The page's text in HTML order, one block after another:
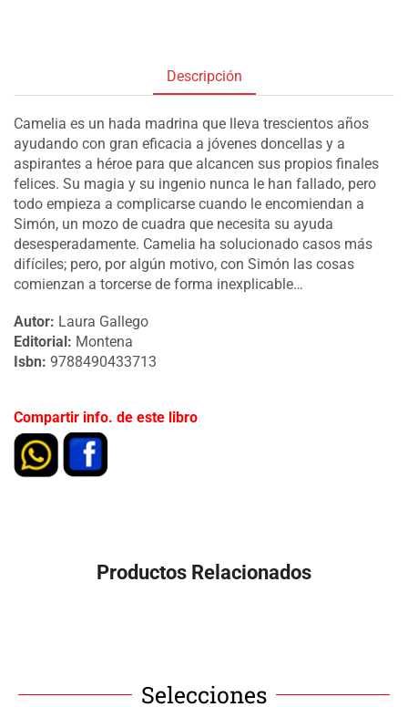
Descripción
Camelia es un hada madrina que lleva trescientos años
ayudando con gran eficacia a jóvenes doncellas y a
aspirantes a héroe para que alcancen sus propios finales
felices. Su magia y su ingenio nunca le han fallado, pero
todo empieza a complicarse cuando le encomiendan a
Simón, un mozo de cuadra que necesita su ayuda
desesperadamente. Camelia ha solucionado casos más
difíciles; pero, por algún motivo, con Simón las cosas
comienzan a torcerse de forma inexplicable…
Autor: Laura Gallego
Editorial: Montena
Isbn: 9788490433713
Compartir info. de este libro
Productos Relacionados
Selecciones